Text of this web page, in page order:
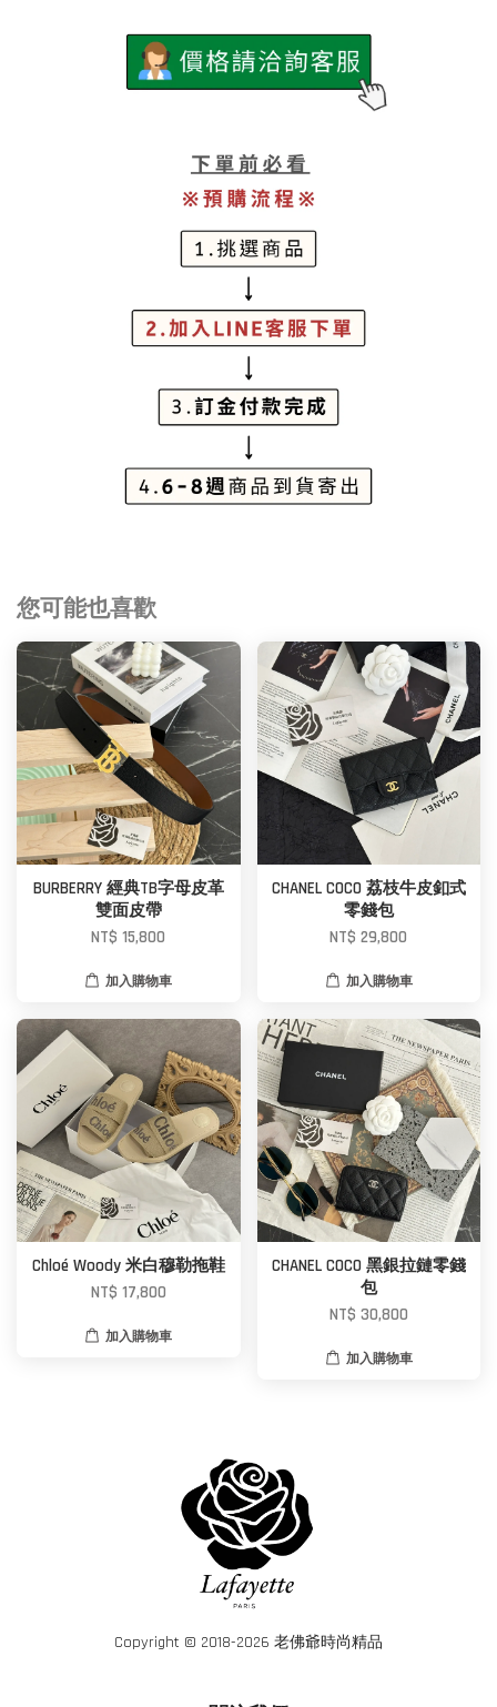
您可能也喜歡
BURBERRY 經典TB字母皮革
雙面皮帶
NT$ 15,800
加入購物車
CHANEL COCO 荔枝牛皮釦式
零錢包
NT$ 29,800
加入購物車
Chloé Woody 米白穆勒拖鞋
NT$ 17,800
加入購物車
CHANEL COCO 黑銀拉鏈零錢
包
NT$ 30,800
加入購物車
Copyright © 2018-2026 老佛爺時尚精品